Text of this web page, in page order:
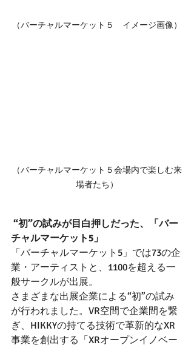
（バーチャルマーケット５　イメージ画像）
（バーチャルマーケット５会場内で楽しむ来
場者たち）
“初”の試みが目白押しだった、「バー
チャルマーケット5」
「バーチャルマーケット5」では73の企
業・アーティストと、1100を超える一
般サークルが出展。
さまざまな出展企業による“初”の試み
が行われました。VR空間で企業間を繋
ぎ、HIKKYの持てる技術で革新的なXR
事業を創出する「XRオープンイノベー